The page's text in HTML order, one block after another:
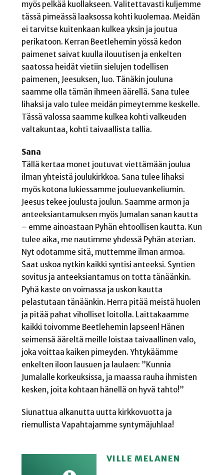
myös pelkää kuollakseen. Valitettavasti kuljemme
tässä pimeässä laaksossa kohti kuolemaa. Meidän
ei tarvitse kuitenkaan kulkea yksin ja joutua
perikatoon. Kerran Beetlehemin yössä kedon
paimenet saivat kuulla ilouutisen ja enkelten
saatossa heidät vietiin sielujen todellisen
paimenen, Jeesuksen, luo. Tänäkin jouluna
saamme olla tämän ihmeen äärellä. Sana tulee
lihaksi ja valo tulee meidän pimeytemme keskelle.
Tässä valossa saamme kulkea kohti valkeuden
valtakuntaa, kohti taivaallista tallia.
Sana
Tällä kertaa monet joutuvat viettämään joulua
ilman yhteistä joulukirkkoa. Sana tulee lihaksi
myös kotona lukiessamme jouluevankeliumin.
Jeesus tekee joulusta joulun. Saamme armon ja
anteeksiantamuksen myös Jumalan sanan kautta
– emme ainoastaan Pyhän ehtoollisen kautta. Kun
tulee aika, me nautimme yhdessä Pyhän aterian.
Nyt odotamme sitä, muttemme ilman armoa.
Saat uskoa nytkin kaikki syntisi anteeksi. Syntien
sovitus ja anteeksiantamus on totta tänäänkin.
Pyhä kaste on voimassa ja uskon kautta
pelastutaan tänäänkin. Herra pitää meistä huolen
ja pitää pahat viholliset loitolla. Laittakaamme
kaikki toivomme Beetlehemin lapseen! Hänen
seimensä ääreltä meille loistaa taivaallinen valo,
joka voittaa kaiken pimeyden. Yhtykäämme
enkelten iloon lausuen ja laulaen: ”Kunnia
Jumalalle korkeuksissa, ja maassa rauha ihmisten
kesken, joita kohtaan hänellä on hyvä tahto!”
Siunattua alkanutta uutta kirkkovuotta ja
riemullista Vapahtajamme syntymäjuhlaa!
VILLE MELANEN